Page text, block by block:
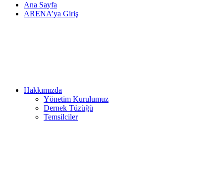
Ana Sayfa
ARENA’ya Giriş
Hakkımızda
Yönetim Kurulumuz
Dernek Tüzüğü
Temsilciler